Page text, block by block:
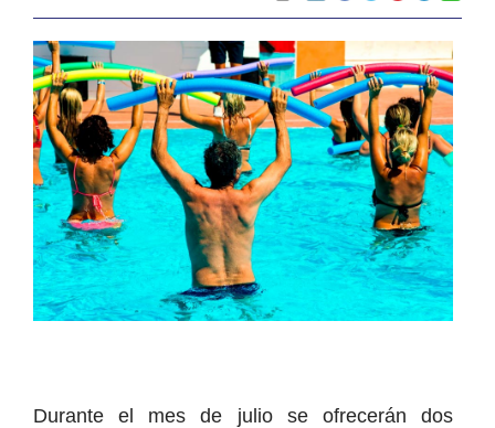
Durante el mes de julio se ofrecerán dos